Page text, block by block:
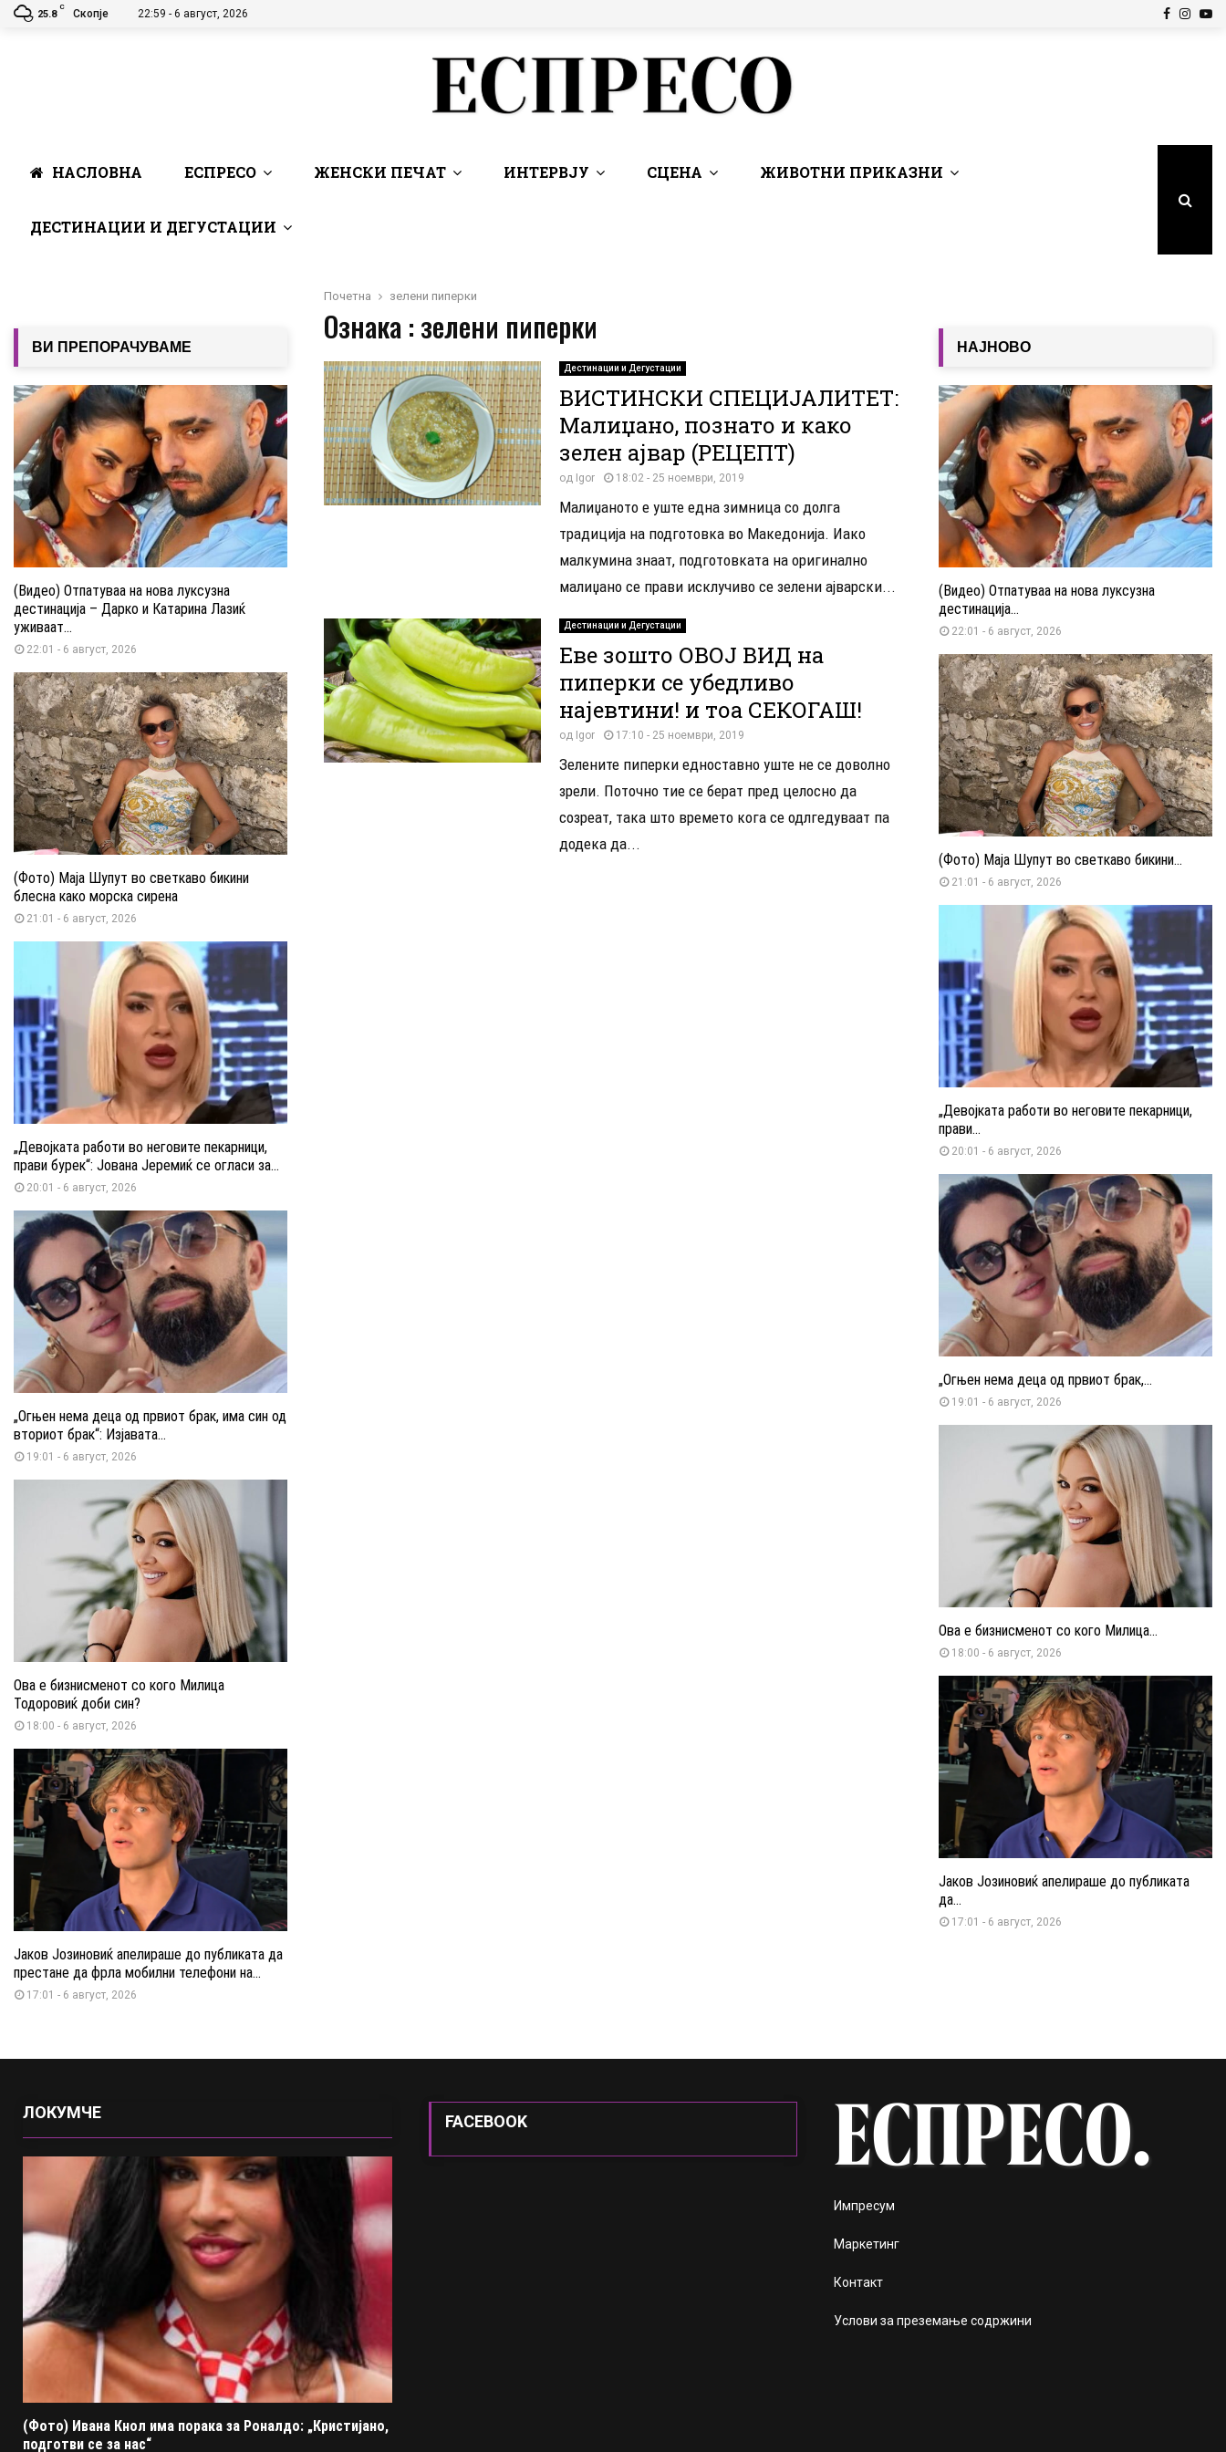
25.8
C
Скопје 22:59 - 6 август, 2026 Facebook
НАСЛОВНА ЕСПРЕСО ЖЕНСКИ ПЕЧАТ ИНТЕРВЈУ СЦЕНА ЖИВОТНИ ПРИКАЗНИ
ДЕСТИНАЦИИ И ДЕГУСТАЦИИ
Почетна зелени пиперки
Ознака : зелени пиперки
Дестинации и Дегустации
ВИСТИНСКИ СПЕЦИЈАЛИТЕТ:
Малиџано, познато и како
зелен ајвар (РЕЦЕПТ)
од Igor 18:02 - 25 ноември, 2019
Малиџаното е уште една зимница со долга
традиција на подготовка во Македонија. Иако
малкумина знаат, подготовката на оригинално
малиџано се прави исклучиво се зелени ајварски...
Дестинации и Дегустации
Еве зошто ОВОЈ ВИД на
пиперки се убедливо
најевтини! и тоа СЕКОГАШ!
од Igor 17:10 - 25 ноември, 2019
Зелените пиперки едноставно уште не се доволно
зрели. Поточно тие се берат пред целосно да
созреат, така што времето кога се одлгедуваат па
додека да...
ВИ ПРЕПОРАЧУВАМЕ
(Видео) Отпатуваа на нова луксузна
дестинација – Дарко и Катарина Лазиќ
уживаат...
22:01 - 6 август, 2026
(Фото) Маја Шупут во светкаво бикини
блесна како морска сирена
21:01 - 6 август, 2026
„Девојката работи во неговите пекарници,
прави бурек“: Јована Јеремиќ се огласи за...
20:01 - 6 август, 2026
„Огњен нема деца од првиот брак, има син од
вториот брак“: Изјавата...
19:01 - 6 август, 2026
Ова е бизнисменот со кого Милица
Тодоровиќ доби син?
18:00 - 6 август, 2026
Јаков Јозиновиќ апелираше до публиката да
престане да фрла мобилни телефони на...
17:01 - 6 август, 2026
НАЈНОВО
(Видео) Отпатуваа на нова луксузна
дестинација...
22:01 - 6 август, 2026
(Фото) Маја Шупут во светкаво бикини...
21:01 - 6 август, 2026
„Девојката работи во неговите пекарници,
прави...
20:01 - 6 август, 2026
„Огњен нема деца од првиот брак,...
19:01 - 6 август, 2026
Ова е бизнисменот со кого Милица...
18:00 - 6 август, 2026
Јаков Јозиновиќ апелираше до публиката
да...
17:01 - 6 август, 2026
ЛОКУМЧЕ
(Фото) Ивана Кнол има порака за Роналдо: „Кристијано,
подготви се за нас“
FACEBOOK
Импресум
Маркетинг
Контакт
Услови за преземање содржини